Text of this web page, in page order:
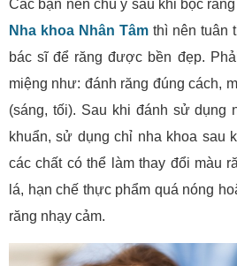
Các bạn nên chú ý sau khi bọc
Nha khoa Nhân Tâm thì nên tuân
bác sĩ để răng được bền đẹp.
miệng như: đánh răng đúng cách,
(sáng, tối). Sau khi đánh sử dụng
khuẩn, sử dụng chỉ nha khoa sau
các chất có thể làm thay đổi màu
lá, hạn chế thực phẩm quá nóng
răng nhạy cảm.